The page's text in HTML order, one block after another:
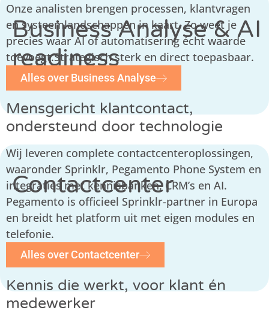
Business Analyse & AI
readiness
Onze analisten brengen processen, klantvragen
en systeemlandschappen in kaart. Zo weet je
precies waar AI of automatisering écht waarde
toevoegt.Strategisch sterk en direct toepasbaar.
Alles over Business Analyse
Contactcenter
Mensgericht klantcontact,
ondersteund door technologie
Wij leveren complete contactcenteroplossingen,
waaronder Sprinklr, Pegamento Phone System en
integraties met kennisbanken, CRM’s en AI.
Pegamento is officieel Sprinklr-partner in Europa
en breidt het platform uit met eigen modules en
telefonie.
Alles over Contactcenter
Kennis die werkt, voor klant én
medewerker